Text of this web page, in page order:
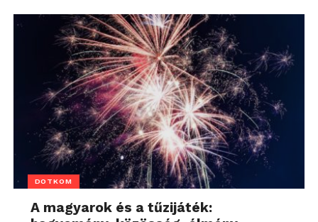
DOTKOM
A magyarok és a tűzijáték: